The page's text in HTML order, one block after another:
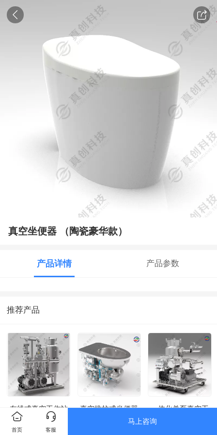
真空坐便器 （陶瓷豪华款）
产品详情 产品参数
推荐产品
在线式真空工作站
双泵立式
真空推拉式坐便器
一体化单泵真空工
作站 （集成水增
首页 客服
马上咨询